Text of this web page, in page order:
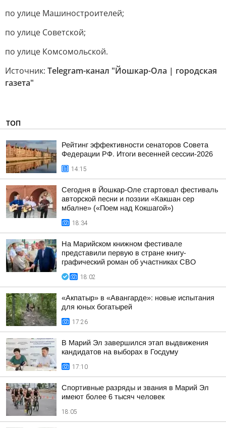
по улице Машиностроителей;
по улице Советской;
по улице Комсомольской.
Источник: Telegram-канал "Йошкар-Ола | городская
газета"
ТОП
Рейтинг эффективности сенаторов Совета
Федерации РФ. Итоги весенней сессии-2026
14:15
Сегодня в Йошкар-Оле стартовал фестиваль
авторской песни и поэзии «Какшан сер
мбалне» («Поем над Кокшагой»)
18:34
На Марийском книжном фестивале
представили первую в стране книгу-
графический роман об участниках СВО
18:02
«Акпатыр» в «Авангарде»: новые испытания
для юных богатырей
17:26
В Марий Эл завершился этап выдвижения
кандидатов на выборах в Госдуму
17:10
Спортивные разряды и звания в Марий Эл
имеют более 6 тысяч человек
18:05